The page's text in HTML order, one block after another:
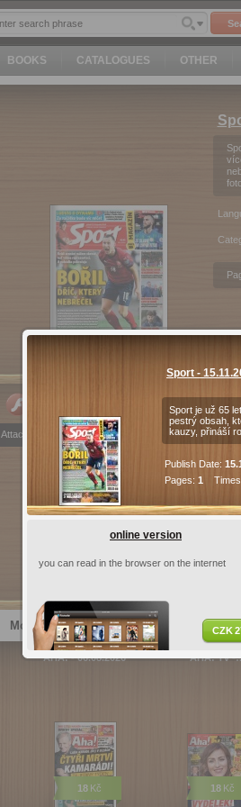
BOOKS CATALOGUES OTHER
iOS
Attachments
Příloha Sport -
Ringier ČR, a.s. jako
Pages:1
More publications
AHA! - 06.08.2026
18 Kč
AHA! Tv -
18 Kč
Sport -
Sport je už 65
pestrý obsah,
kauzy, přináší
Publish Date:
Pages: 1 Times
online version
you can read in the browser on the internet
CZK